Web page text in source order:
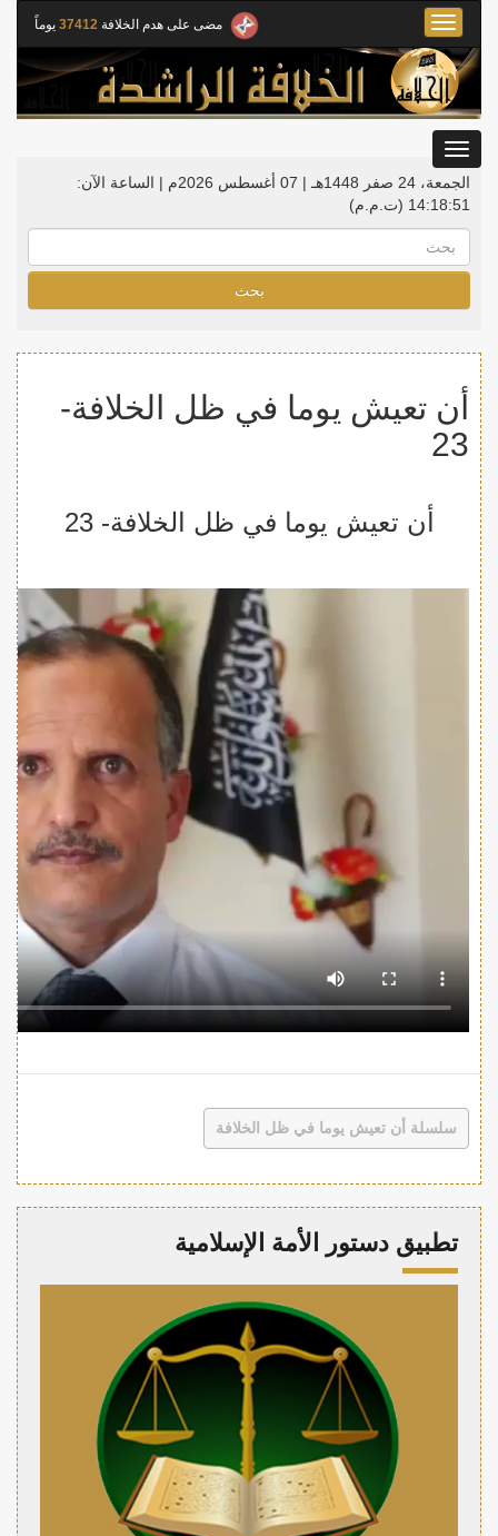
مضى على هدم الخلافة 37412 يوماً
Toggle
navigation
الجمعة، 24 صفر 1448هـ | 07 أغسطس 2026م |
الساعة الآن:
14:18:51 (ت.م.م)
بحث
أن تعيش يوما في ظل الخلافة-
23
أن تعيش يوما في ظل الخلافة- 23
سلسلة أن تعيش يوما في ظل الخلافة
تطبيق دستور الأمة الإسلامية